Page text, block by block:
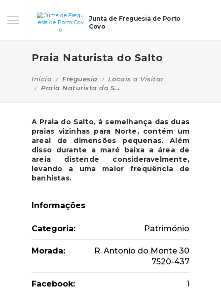
Junta de Freguesia de Porto
Covo
Praia Naturista do Salto
Início Freguesia
Locais a Visitar
Praia Naturista do S...
A Praia do Salto, à semelhança das duas
praias vizinhas para Norte, contém um
areal de dimensões pequenas. Além
disso durante a maré baixa a área de
areia distende consideravelmente,
levando a uma maior frequência de
banhistas.
Informações
Categoria: Património
Morada:
R. Antonio do Monte 30
7520-437
Facebook: 1